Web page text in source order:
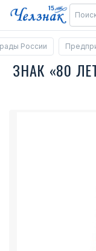
России
ЗНАК «80